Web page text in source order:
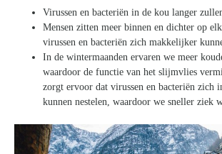
Virussen en bacteriën in de kou langer
Mensen zitten meer binnen en dichter op
virussen en bacteriën zich makkelijker
In de wintermaanden ervaren we meer
waardoor de functie van het slijmvlies
zorgt ervoor dat virussen en bacteriën zich
kunnen nestelen, waardoor we sneller ziek